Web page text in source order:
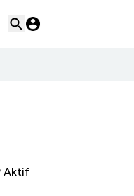
Aktif